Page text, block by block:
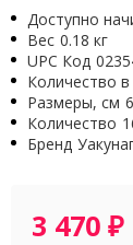
Доступно
Вес 0.18 кг
UPC Код
Количество в
Размеры, см
Количество
Бренд
3 470₽